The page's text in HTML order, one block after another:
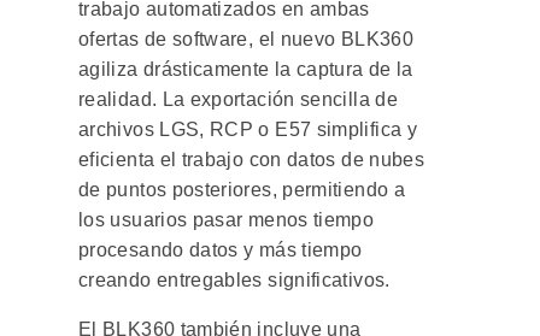
trabajo automatizados en ambas
ofertas de software, el nuevo BLK360
agiliza drásticamente la captura de la
realidad. La exportación sencilla de
archivos LGS, RCP o E57 simplifica y
eficienta el trabajo con datos de nubes
de puntos posteriores, permitiendo a
los usuarios pasar menos tiempo
procesando datos y más tiempo
creando entregables significativos.
El BLK360 también incluye una